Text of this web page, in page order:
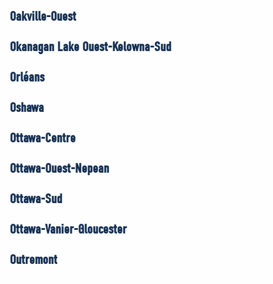
Oakville-Ouest
Okanagan Lake Ouest-Kelowna-Sud
Orléans
Oshawa
Ottawa-Centre
Ottawa-Ouest-Nepean
Ottawa-Sud
Ottawa-Vanier-Gloucester
Outremont